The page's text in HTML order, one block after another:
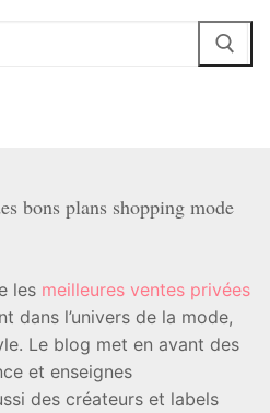
bons plans shopping mode
les meilleures ventes privées
dans l’univers de la mode,
Le blog met en avant des
et enseignes
des créateurs et labels